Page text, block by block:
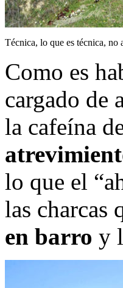
Técnica, lo que es técnica,
Como es
cargado de
la cafeína
lo que el
las
en barro y